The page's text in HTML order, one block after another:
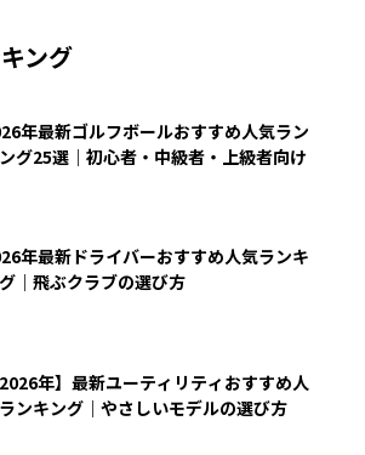
ング
年最新ゴルフボールおすすめ人気ラン
グ25選｜初心者・中級者・上級者向け
年最新ドライバーおすすめ人気ランキ
｜飛ぶクラブの選び方
2026年】最新ユーティリティおすすめ人
ンキング｜やさしいモデルの選び方